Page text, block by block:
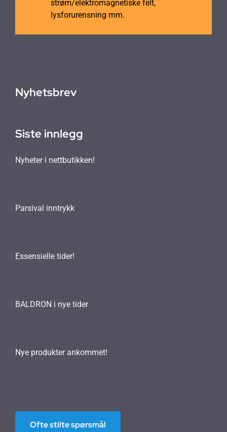
strøm/elektromagnetiske felt,
lysforurensning mm.
Nyhetsbrev
Siste innlegg
Nyheter i nettbutikken!
Parsival inntrykk
Essensielle tider!
BALDRON i nye tider
Nye produkter ankommet!
Ofte stilte spørsmål